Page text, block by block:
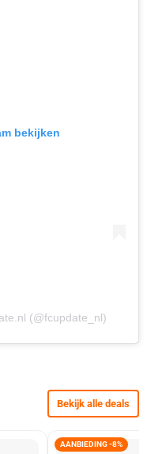
bekijken
(@fcupdate_nl)
Bekijk alle deals
AANBIEDING -8%